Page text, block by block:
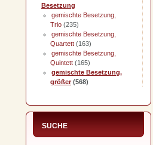
Besetzung
gemischte Besetzung,
Trio (235)
gemischte Besetzung,
Quartett (163)
gemischte Besetzung,
Quintett (165)
gemischte Besetzung,
größer(568)
SUCHE